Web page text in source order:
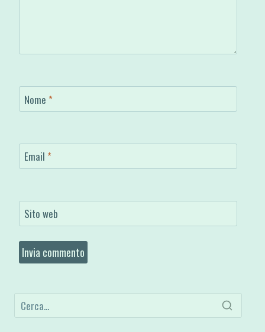
Nome *
Email *
Sito web